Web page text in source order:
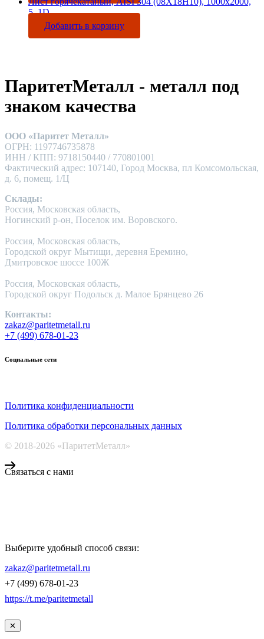
5, 1D
Добавить в корзину
ПаритетМеталл - металл под
знаком качества
ООО «Паритет Металл»
ОГРН: 1197746735878
ИНН / КПП: 9718150440 / 770801001
Фактический адрес: 107140, Город Москва, пл Комсомольская,
д. 6, помещ. 1/Ц
Склады:
Россия, Московская область,
Ногинский р-он, Поселок им. Воровского.
Россия, Московская область,
Городской округ Мытищи, деревня Еремино,
Дмитровское шоссе 100Ж
Россия, Московская область,
Городской округ Подольск д. Малое Брянцево 26
Контакты:
zakaz@paritetmetall.ru
+7 (499) 678-01-23
Социальные сети
Политика конфиденциальности
Политика обработки персональных данных
© 2018-2026 «ПаритетМеталл»
Связаться с нами
Выберите удобный способ связи:
zakaz@paritetmetall.ru
+7 (499) 678-01-23
https://t.me/paritetmetall
✕